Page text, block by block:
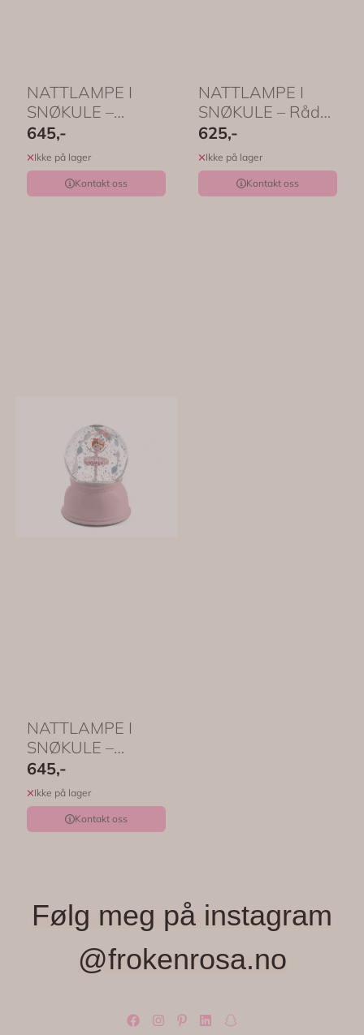
NATTLAMPE I
SNØKULE –
Enhjørning og
regnbue – ...
645,-
Ikke på lager
Kontakt oss
NATTLAMPE I
SNØKULE – Rådyr
i skogen – Djeco
625,-
Ikke på lager
Kontakt oss
NATTLAMPE I
SNØKULE –
Ballerina med
glitter – ...
645,-
Ikke på lager
Kontakt oss
Følg meg på instagram
@frokenrosa.no